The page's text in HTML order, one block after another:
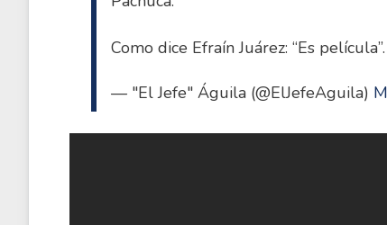
Como dice Efraín Juárez: “Es película”.
— "El Jefe" Águila (@ElJefeAguila)